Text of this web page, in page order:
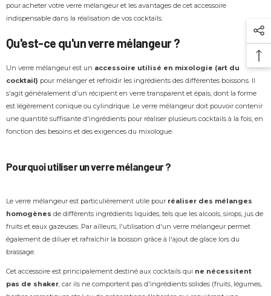
pour acheter votre verre mélangeur et les avantages de cet accessoire
indispensable dans la réalisation de vos cocktails.
Qu'est-ce qu'un verre mélangeur ?
Un verre mélangeur est un accessoire utilisé en mixologie (art du
cocktail) pour mélanger et refroidir les ingrédients des différentes boissons. Il
s'agit généralement d'un récipient en verre transparent et épais, dont la forme
est légèrement conique ou cylindrique. Le verre mélangeur doit pouvoir contenir
une quantité suffisante d'ingrédients pour réaliser plusieurs cocktails à la fois, en
fonction des besoins et des exigences du mixologue.
Pourquoi utiliser un verre mélangeur ?
Le verre mélangeur est particulièrement utile pour réaliser des mélanges
homogènes de différents ingrédients liquides, tels que les alcools, sirops, jus de
fruits et eaux gazeuses. Par ailleurs, l'utilisation d'un verre mélangeur permet
également de diluer et rafraîchir la boisson grâce à l'ajout de glace lors du
brassage.
Cet accessoire est principalement destiné aux cocktails qui ne nécessitent
pas de shaker, car ils ne comportent pas d'ingrédients solides (fruits, légumes,